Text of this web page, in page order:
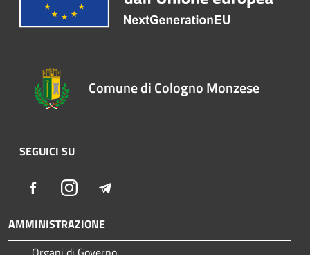
Comune di Cologno Monzese
SEGUICI SU
FacebookInstagram
AMMINISTRAZIONE